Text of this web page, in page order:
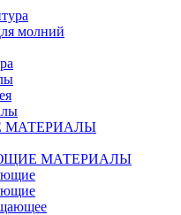
молний
МАТЕРИАЛЫ
МАТЕРИАЛЫ